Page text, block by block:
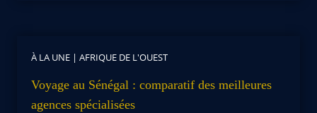
À LA UNE | AFRIQUE DE L'OUEST
Voyage au Sénégal : comparatif des meilleures
agences spécialisées